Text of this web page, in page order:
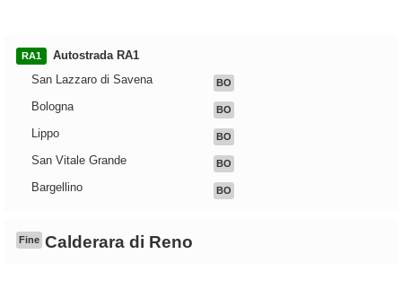
RA1
Autostrada RA1
San Lazzaro di Savena
BO
Bologna BO
Lippo BO
San Vitale Grande BO
Bargellino BO
Fine Calderara di Reno